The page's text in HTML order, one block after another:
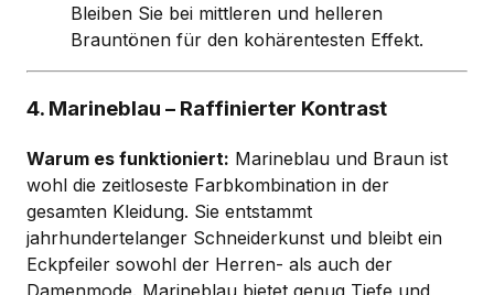
Bleiben Sie bei mittleren und helleren
Brauntönen für den kohärentesten Effekt.
4. Marineblau – Raffinierter Kontrast
Warum es funktioniert: Marineblau und Braun ist
wohl die zeitloseste Farbkombination in der
gesamten Kleidung. Sie entstammt
jahrhundertelanger Schneiderkunst und bleibt ein
Eckpfeiler sowohl der Herren- als auch der
Damenmode. Marineblau bietet genug Tiefe und